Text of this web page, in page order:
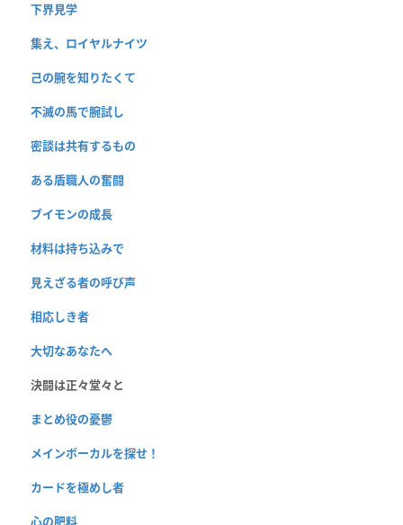
下界見学
集え、ロイヤルナイツ
己の腕を知りたくて
不滅の馬で腕試し
密談は共有するもの
ある盾職人の奮闘
ブイモンの成長
材料は持ち込みで
見えざる者の呼び声
相応しき者
大切なあなたへ
決闘は正々堂々と
まとめ役の憂鬱
メインボーカルを探せ！
カードを極めし者
心の肥料